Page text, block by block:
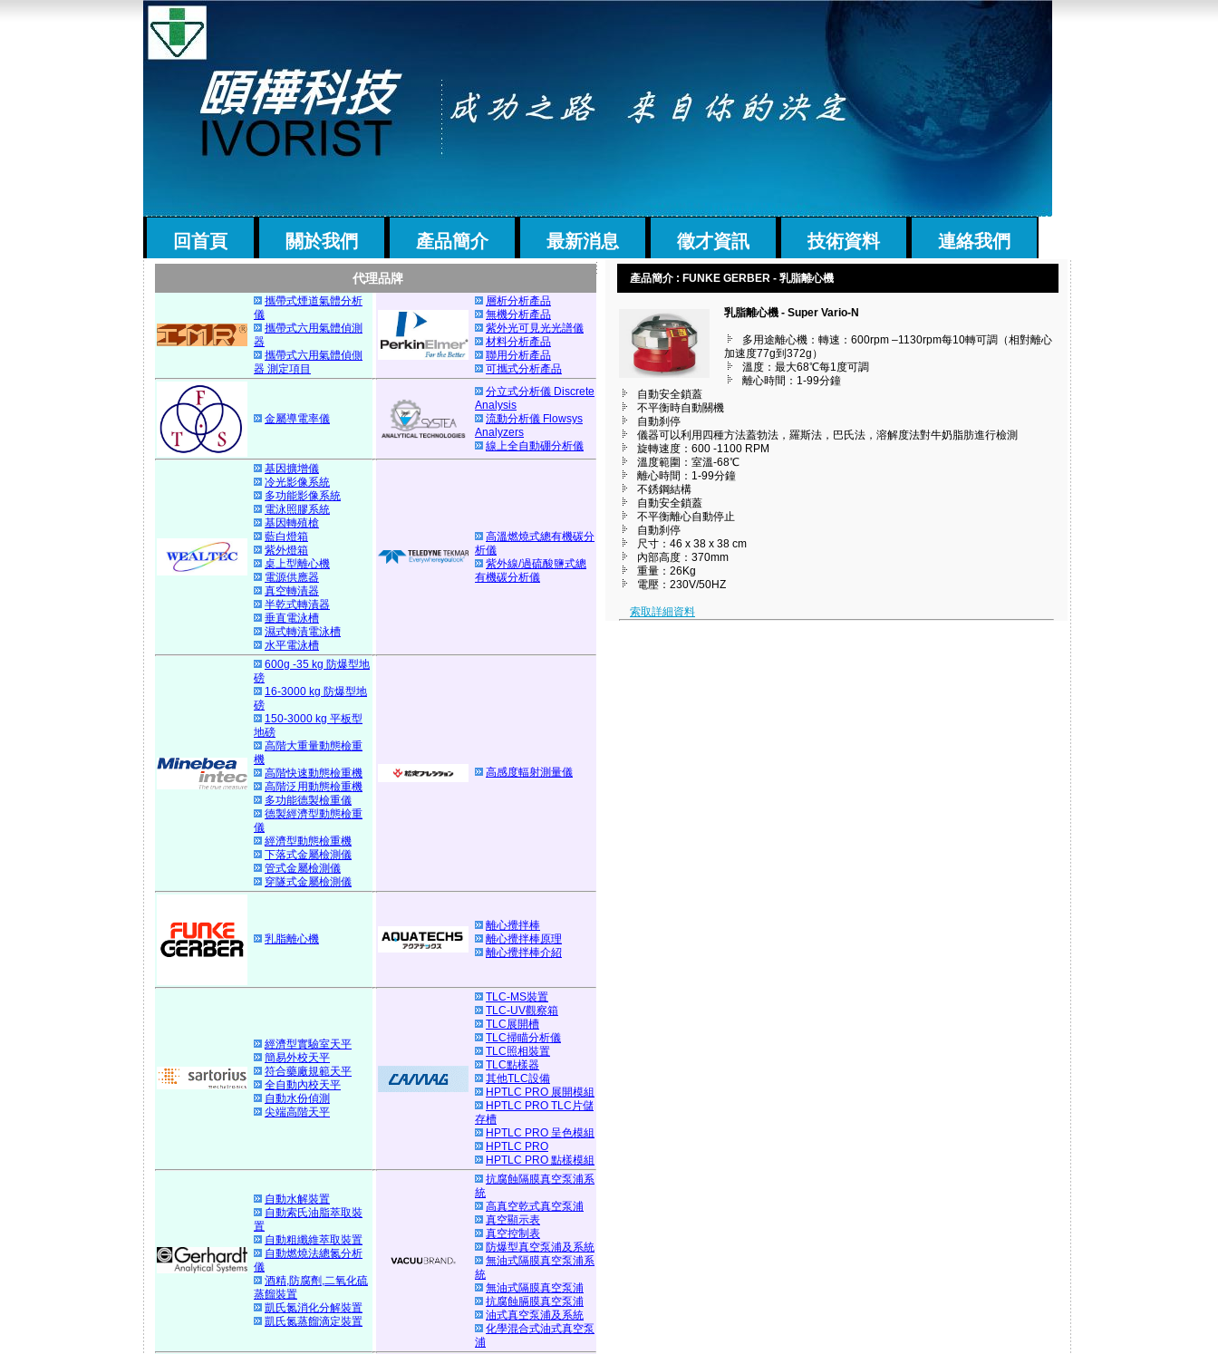
回首頁 關於我們 產品簡介 最新消息 徵才資訊 技術資料 連絡我們
代理品牌
攜帶式煙道氣體分析
儀
攜帶式六用氣體偵測
器
攜帶式六用氣體偵側
器 測定項目
層析分析產品
無機分析產品
紫外光可見光光譜儀
材料分析產品
聯用分析產品
可攜式分析產品
金屬導電率儀
分立式分析儀 Discrete
Analysis
流動分析儀 Flowsys
Analyzers
線上全自動硼分析儀
基因擴增儀
冷光影像系統
多功能影像系統
電泳照膠系統
基因轉殖槍
藍白燈箱
紫外燈箱
桌上型離心機
電源供應器
真空轉漬器
半乾式轉漬器
垂直電泳槽
濕式轉漬電泳槽
水平電泳槽
高溫燃燒式總有機碳分
析儀
紫外線/過硫酸鹽式總
有機碳分析儀
600g -35 kg 防爆型地
磅
16-3000 kg 防爆型地
磅
150-3000 kg 平板型
地磅
高階大重量動態檢重
機
高階快速動態檢重機
高階泛用動態檢重機
多功能德製檢重儀
德製經濟型動態檢重
儀
經濟型動態檢重機
下落式金屬檢測儀
管式金屬檢測儀
穿隧式金屬檢測儀
高感度輻射測量儀
乳脂離心機
離心攪拌棒
離心攪拌棒原理
離心攪拌棒介紹
經濟型實驗室天平
簡易外校天平
符合藥廠規範天平
全自動內校天平
自動水份偵測
尖端高階天平
TLC-MS裝置
TLC-UV觀察箱
TLC展開槽
TLC掃瞄分析儀
TLC照相裝置
TLC點樣器
其他TLC設備
HPTLC PRO 展開模組
HPTLC PRO TLC片儲
存槽
HPTLC PRO 呈色模組
HPTLC PRO
HPTLC PRO 點樣模組
自動水解裝置
自動索氏油脂萃取裝
置
自動粗纖維萃取裝置
自動燃燒法總氮分析
儀
酒精,防腐劑,二氧化硫
蒸餾裝置
凱氏氮消化分解裝置
凱氏氮蒸餾滴定裝置
抗腐蝕隔膜真空泵浦系
統
高真空乾式真空泵浦
真空顯示表
真空控制表
防爆型真空泵浦及系統
無油式隔膜真空泵浦系
統
無油式隔膜真空泵浦
抗腐蝕膈膜真空泵浦
油式真空泵浦及系統
化學混合式油式真空泵
浦
產品簡介 : FUNKE GERBER - 乳脂離心機
乳脂離心機 - Super Vario-N
多用途離心機：轉速：600rpm –1130rpm每10轉可調（相對離心
加速度77g到372g）
溫度：最大68℃每1度可調
離心時間：1-99分鐘
自動安全鎖蓋
不平衡時自動關機
自動刹停
儀器可以利用四種方法蓋勃法，羅斯法，巴氏法，溶解度法對牛奶脂肪進行檢測
旋轉速度：600 -1100 RPM
溫度範圍：室溫-68℃
離心時間：1-99分鐘
不銹鋼結構
自動安全鎖蓋
不平衡離心自動停止
自動刹停
尺寸：46 x 38 x 38 cm
內部高度：370mm
重量：26Kg
電壓：230V/50HZ
索取詳細資料